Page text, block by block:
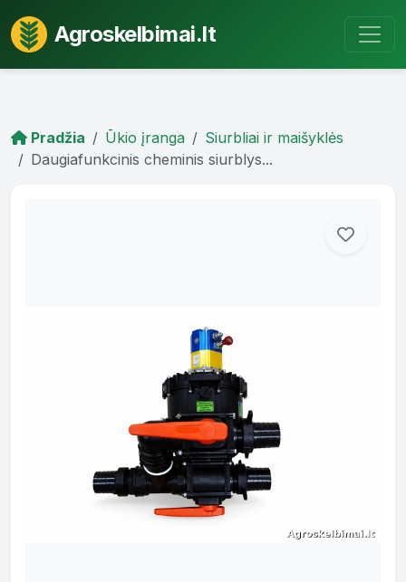
Agroskelbimai.lt
Pradžia Ūkio įranga
Siurbliai ir maišyklės
Daugiafunkcinis cheminis siurblys...